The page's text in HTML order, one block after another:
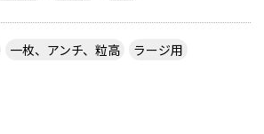
一枚、アンチ、粒高 ラージ用